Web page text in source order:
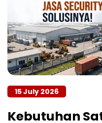
15 July 2026
Kebutuhan